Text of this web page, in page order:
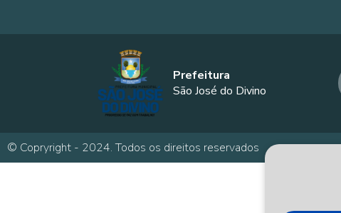
Prefeitura
São José do Divino
© Copryright - 2024. Todos os direitos reservados